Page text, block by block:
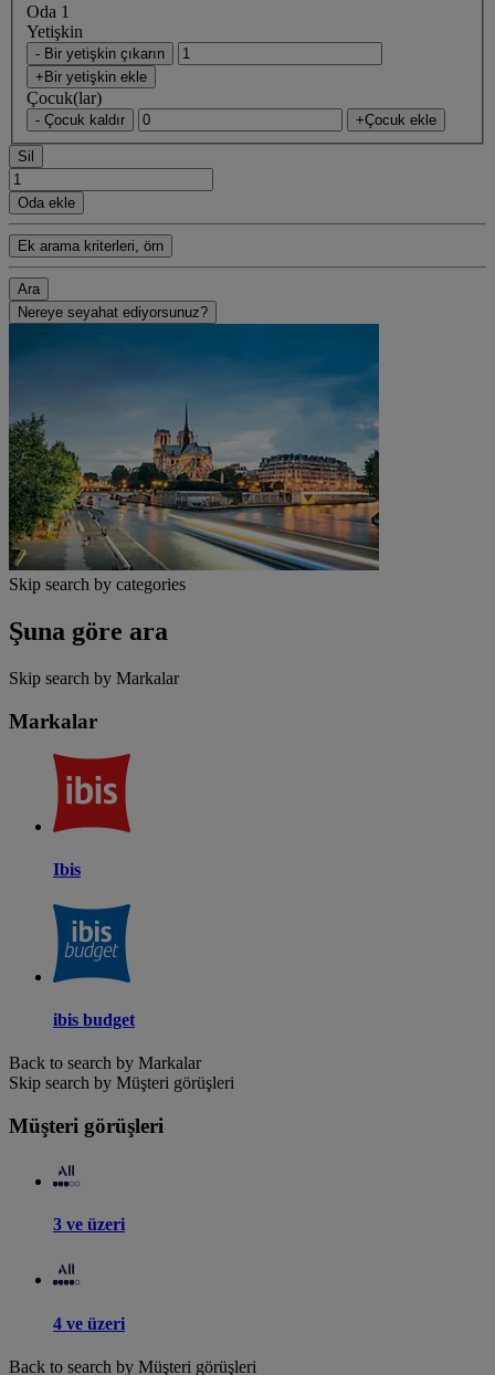
Oda 1
Yetişkin
- Bir yetişkin çıkarın
+Bir yetişkin ekle
Çocuk(lar)
- Çocuk kaldır +Çocuk ekle
Sil
Oda ekle
Ek arama kriterleri, örn
Ara
Nereye seyahat ediyorsunuz?
Skip search by categories
Şuna göre ara
Skip search by Markalar
Markalar
Ibis
ibis budget
Back to search by Markalar
Skip search by Müşteri görüşleri
Müşteri görüşleri
3 ve üzeri
4 ve üzeri
Back to search by Müşteri görüşleri